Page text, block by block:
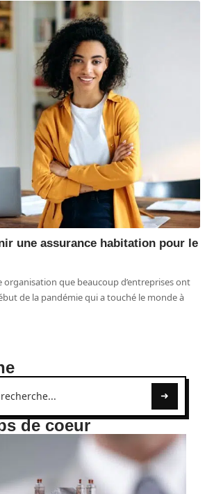
une assurance habitation pour le
organisation que beaucoup d’entreprises ont
de la pandémie qui a touché le monde à
de coeur